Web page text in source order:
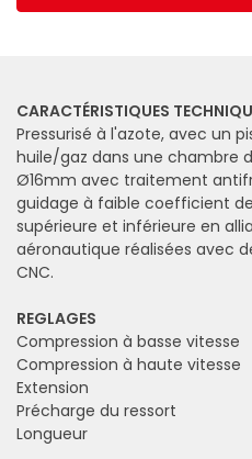
CARACTÉRISTIQUES
Pressurisé à l'azote, avec un
huile/gaz dans une chambre
Ø16mm avec traitement
guidage à faible coefficient
supérieure et inférieure en
aéronautique réalisées avec
CNC.
REGLAGES
Compression à basse vitesse
Compression à haute vitesse
Extension
Précharge du ressort
Longueur